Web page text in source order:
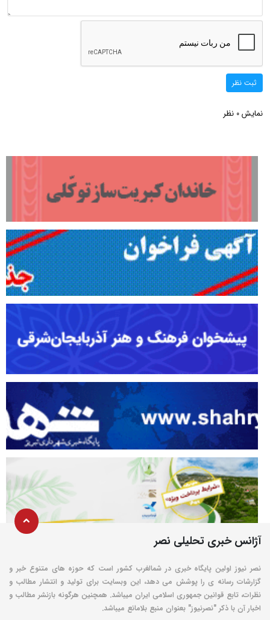
ثبت نظر
نمایش 0 نظر
آژانس خبری تحلیلی نصر
نصر نیوز اولین پایگاه خبری در شمالغرب کشور است که حوزه های متنوع خبر و
گزارشات رسانه ی را پوشش می دهد، این وبسایت برای تولید و انتشار مطالب و
نظرات، تابع قوانین جمهوری اسلامی ایران میباشد. همچنین هرگونه بازنشر مطالب و
اخبار آن با ذکر "نصرنیوز" بعنوان منبع بلامانع میباشد.